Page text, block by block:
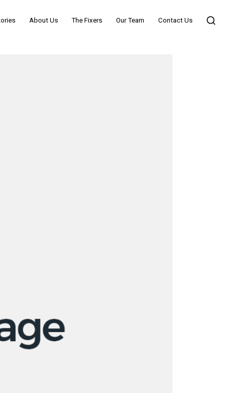
About Us The Fixers Our Team Contact Us